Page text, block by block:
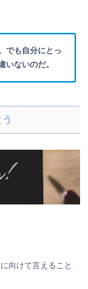
でも自分にとっ
いないのだ。
向けて言えること